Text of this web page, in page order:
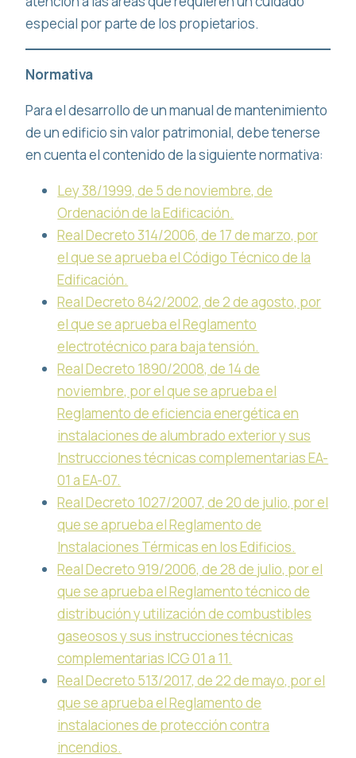
especial por parte de los propietarios.
Normativa
Para el desarrollo de un manual de mantenimiento
de un edificio sin valor patrimonial, debe tenerse
en cuenta el contenido de la siguiente normativa:
Ley 38/1999, de 5 de noviembre, de
Ordenación de la Edificación.
Real Decreto 314/2006, de 17 de marzo, por
el que se aprueba el Código Técnico de la
Edificación.
Real Decreto 842/2002, de 2 de agosto, por
el que se aprueba el Reglamento
electrotécnico para baja tensión.
Real Decreto 1890/2008, de 14 de
noviembre, por el que se aprueba el
Reglamento de eficiencia energética en
instalaciones de alumbrado exterior y sus
Instrucciones técnicas complementarias EA-
01 a EA-07.
Real Decreto 1027/2007, de 20 de julio, por el
que se aprueba el Reglamento de
Instalaciones Térmicas en los Edificios.
Real Decreto 919/2006, de 28 de julio, por el
que se aprueba el Reglamento técnico de
distribución y utilización de combustibles
gaseosos y sus instrucciones técnicas
complementarias ICG 01 a 11.
Real Decreto 513/2017, de 22 de mayo, por el
que se aprueba el Reglamento de
instalaciones de protección contra
incendios.